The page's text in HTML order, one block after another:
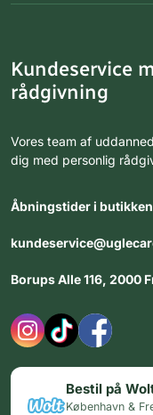
Kundeservice
rådgivning
Vores team af
dig med personlig
Åbningstider i
Borups Alle 116, 2000
Bestil på
København &